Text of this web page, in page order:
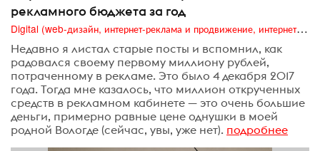
рекламного бюджета за год
Digital (web-дизайн, интернет-реклама и продвижение, интернет-сообщества и блоги, интернет-коммуникации, мобильный маркетинг, реклама на цифровых экранах)
Недавно я листал старые посты и вспомнил, как
радовался своему первому миллиону рублей,
потраченному в рекламе. Это было 4 декабря 2017
года. Тогда мне казалось, что миллион открученных
средств в рекламном кабинете — это очень большие
деньги, примерно равные цене однушки в моей
родной Вологде (сейчас, увы, уже нет). подробнее